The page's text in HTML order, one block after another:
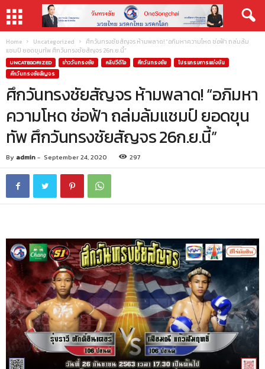
Home Uncategorized
ศึกวันทรงชัยสัญจร ห้ามพลาด! “อภิมหาความโหด ช่อฟ้า ถล่มล้ม
แชมป์ ยอดขุนทัพ ศึกวันทรงชัยสัญจร 26ก.ย.นี้”
UNCATEGORIZED ข่าววันทรงชัย คลิปวีดีโอ ศึกวันทรงชัย
โปรแกรมการแข่งขัน
ศึกวันทรงชัยสัญจร
ศึกวันทรงชัยสัญจร ห้ามพลาด! “อภิมหา
ความโหด ช่อฟ้า ถล่มล้มแชมป์ ยอดขุน
ทัพ ศึกวันทรงชัยสัญจร 26ก.ย.นี้”
By admin- September 24, 2020 297